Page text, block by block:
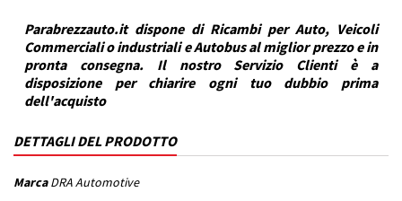
Parabrezzauto.it dispone di Ricambi per Auto, Veicoli
Commerciali o industriali e Autobus al miglior prezzo e in
pronta consegna. Il nostro Servizio Clienti è a
disposizione per chiarire ogni tuo dubbio prima
dell'acquisto
DETTAGLI DEL PRODOTTO
Marca DRA Automotive